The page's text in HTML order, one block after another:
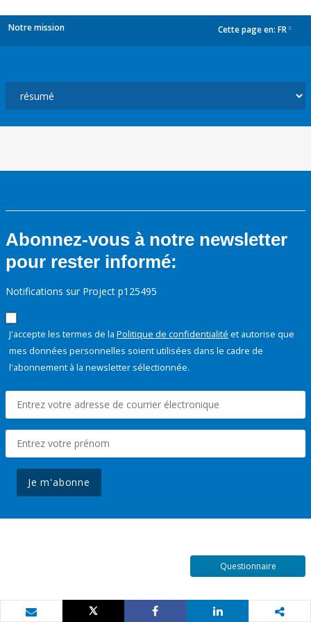
Notre mission Cette page en: FR
Abonnez-vous à notre newsletter
pour rester informé:
Notifications sur Project p125495
J'accepte les termes de la Politique de confidentialité et autorise que
mes données personnelles soient utilisées dans le cadre de
l'abonnement à la newsletter sélectionnée.
Je m'abonne
Questionnaire